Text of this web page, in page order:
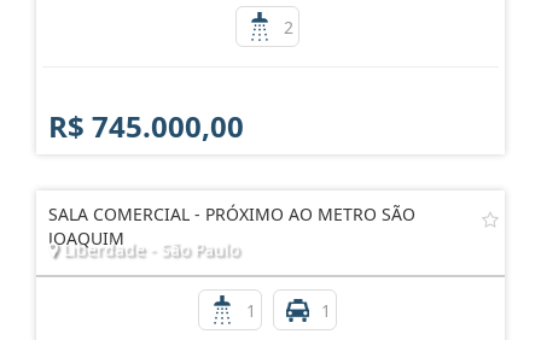
2
R$ 745.000,00
SALA COMERCIAL - PRÓXIMO AO METRO SÃO
JOAQUIM
Liberdade - São Paulo
1 1